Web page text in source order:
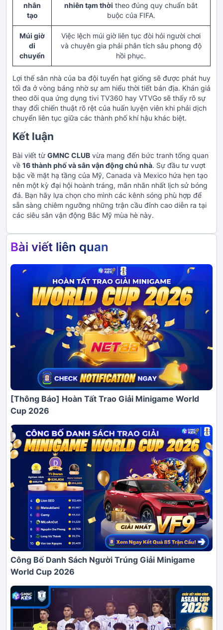
nhân
tạo
nhiên tạm thời theo đúng quy chuẩn bắt
buộc của FIFA.
Múi giờ
di
chuyển
Việc lệch múi giờ liên tục đòi hỏi người chơi
và chuyên gia phải phân tích sâu phong độ
hồi phục.
Lợi thế sân nhà của ba đội tuyển hạt giống sẽ được phát huy
tối đa ở vòng bảng nhờ sự am hiểu thời tiết bản địa. Khán giả
theo dõi qua ứng dụng tivi TV360 hay VTVGo sẽ thấy rõ sự
thay đổi chiến thuật rõ rệt của huấn luyện viên khi phải dịch
chuyển liên tục giữa các thành phố khí hậu khác biệt.
Kết luận
Bài viết từ GMNC CLUB vừa mang đến bức tranh tổng quan
về 16 thành phố và sân vận động chủ nhà. Sự đầu tư vượt
bậc về mặt hạ tầng của Mỹ, Canada và Mexico hứa hẹn tạo
nên một kỳ đại hội hoành tráng, mãn nhãn nhất lịch sử bóng
đá. Bạn hãy lựa chọn cho mình các kênh sóng phù hợp để
sẵn sàng chiêm ngưỡng những trận cầu đỉnh cao diễn ra tại
các siêu sân vận động Bắc Mỹ mùa hè này.
Bài viết liên quan
[Thông Báo] Hoàn Tất Trao Giải Minigame World
Cup 2026
Công Bố Danh Sách Người Trúng Giải Minigame
World Cup 2026